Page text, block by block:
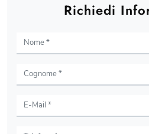
Richiedi